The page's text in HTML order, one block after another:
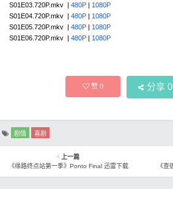
S01E03.720P.mkv | 480P | 1080P
S01E04.720P.mkv | 480P | 1080P
S01E05.720P.mkv | 480P | 1080P
S01E06.720P.mkv | 480P | 1080P
赞0 分享 0
剧情 喜剧
上一篇
《缘路终点站第一季》Ponto Final 迅雷下载
《